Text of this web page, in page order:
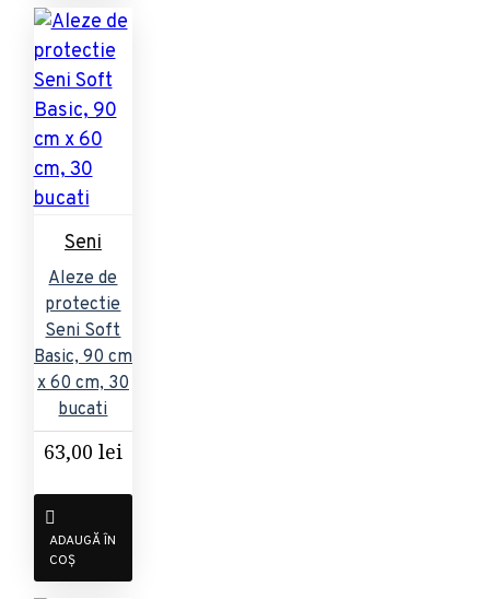
Seni
Aleze de
protectie
Seni Soft
Basic, 90 cm
x 60 cm, 30
bucati
63,00 lei
ADAUGĂ ÎN
COȘ